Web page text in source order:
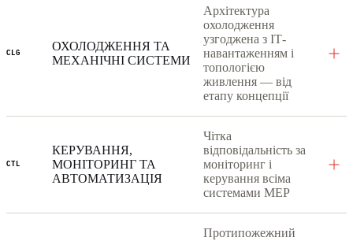
CLG
ОХОЛОДЖЕННЯ ТА
МЕХАНІЧНІ СИСТЕМИ
Архітектура
охолодження
узгоджена з ІТ-
навантаженням і
топологією
живлення — від
етапу концепції
CTL
КЕРУВАННЯ,
МОНІТОРИНГ ТА
АВТОМАТИЗАЦІЯ
Чітка
відповідальність за
моніторинг і
керування всіма
системами MEP
Протипожежний